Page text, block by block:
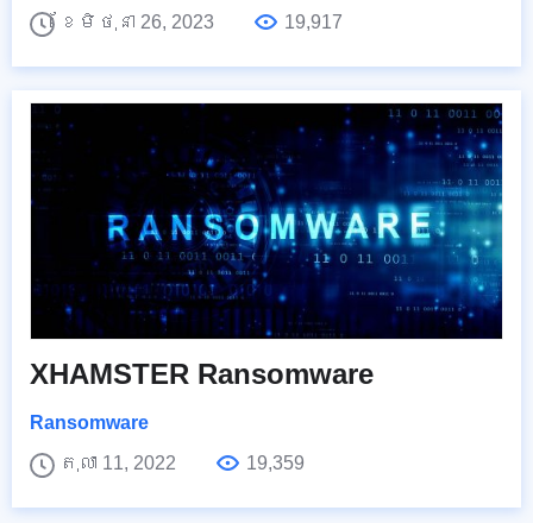
ខែមិថុនា 26, 2023
19,917
XHAMSTER Ransomware
Ransomware
តុលា 11, 2022
19,359